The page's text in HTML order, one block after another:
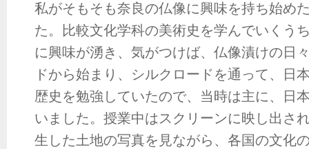
私がそもそも奈良の仏像に興味を持ち始め
た。比較文化学科の美術史を学んでいくう
に興味が湧き、気がつけば、仏像漬けの日
ドから始まり、シルクロードを通って、日
歴史を勉強していたので、当時は主に、日
いました。授業中はスクリーンに映し出さ
生した土地の写真を見ながら、各国の文化